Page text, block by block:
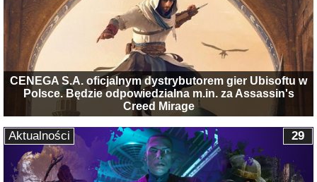
CENEGA S.A. oficjalnym dystrybutorem gier Ubisoftu w
Polsce. Będzie odpowiedzialna m.in. za Assassin's
Creed Mirage
29
Aktualności